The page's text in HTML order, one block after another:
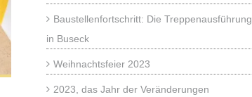
Baustellenfortschritt: Die Treppenausführung
in Buseck
Weihnachtsfeier 2023
2023, das Jahr der Veränderungen